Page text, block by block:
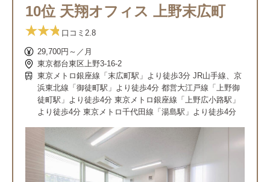
10位 天翔オフィス 上野末広町
口コミ 2.8
29,700円～／月
東京都台東区上野3-16-2
東京メトロ銀座線「末広町駅」より徒歩3分 JR山手線、京
浜東北線「御徒町駅」より徒歩4分 都営大江戸線「上野御
徒町駅」より徒歩4分 東京メトロ銀座線「上野広小路駅」
より徒歩4分 東京メトロ千代田線「湯島駅」より徒歩4分